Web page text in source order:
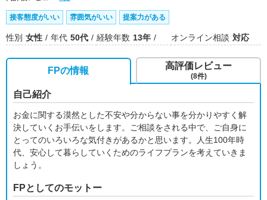
接客態度がいい 雰囲気がいい 提案力がある
性別 女性 年代 50代 経験年数 13年 オンライン相談 対応
FPの情報
自己紹介
お金に関する漠然とした不安や分からない事を分かりやすく解
決していくお手伝いをします。ご相談をされる中で、ご自身に
とってのいろいろな気付きがあるかと思います。人生100年時
代、安心して暮らしていくためのライフプランを考えていきま
しょう。
FPとしてのモットー
高評価レビュー
(8件)